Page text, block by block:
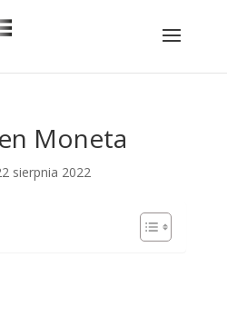
Moneta
sierpnia 2022